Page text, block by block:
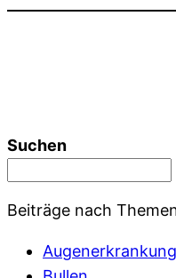
Suchen
Beiträge nach